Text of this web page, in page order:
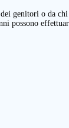
genitori o da
possono